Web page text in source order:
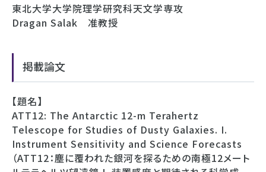
東北大学大学院理学研究科天文学専攻
Dragan Salak 准教授
掲載論文
【題名】
ATT12: The Antarctic 12-m Terahertz
Telescope for Studies of Dusty Galaxies. I.
Instrument Sensitivity and Science Forecasts
（ATT12：塵に覆われた銀河を探るための南極12メート